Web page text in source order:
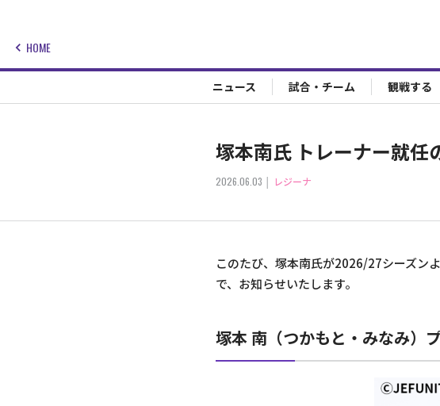
HOME
ニュース 試合・チーム 観戦する
塚本南氏 トレーナー就任
2026.06.03 レジーナ
このたび、塚本南氏が2026/27シーズン
で、お知らせいたします。
塚本 南（つかもと・みなみ）